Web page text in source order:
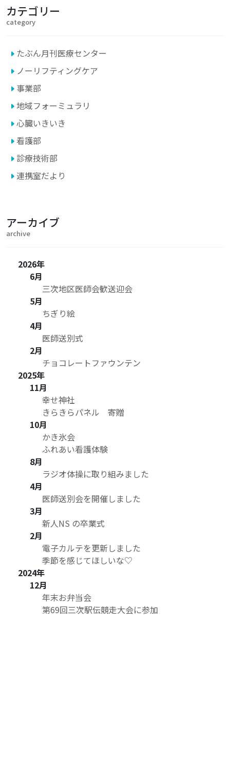
カテゴリー
category
たぶん月刊医療センター
ノーリフティングケア
事業部
地域フォーミュラリ
心臓いきいき
看護部
診療技術部
連携室だより
アーカイブ
archive
2026年
6月
三次地区医師会歓送迎会
5月
ちぎり絵
4月
医師送別式
2月
チョコレートファウンテン
2025年
11月
幸せ神社
きらきらパネル 寄贈
10月
かき氷会
ふれあい看護体験
8月
ラジオ体操に取り組みました
4月
医師送別会を開催しました
3月
新人NS の卒業式
2月
電子カルテを更新しました
季節を感じてほしいな♡
2024年
12月
年末お弁当会
第69回三次駅伝競走大会に参加